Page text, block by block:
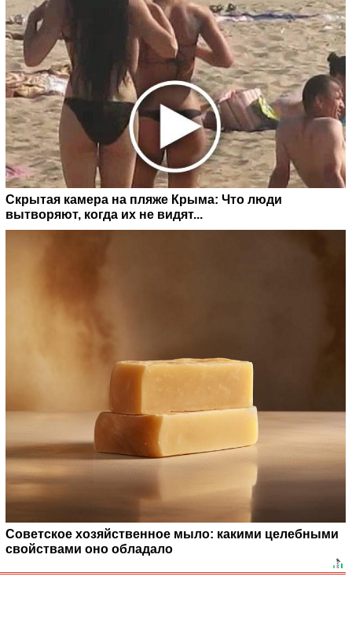
Скрытая камера на пляже Крыма: Что люди
вытворяют, когда их не видят...
Советское хозяйственное мыло: какими целебными
свойствами оно обладало